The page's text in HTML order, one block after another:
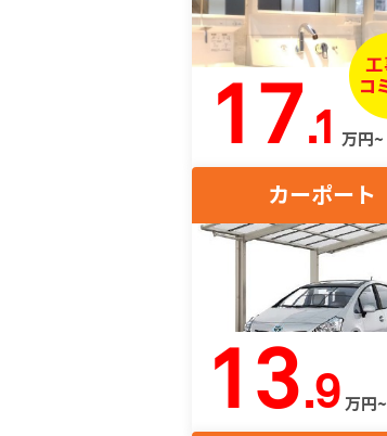
17.1 万円~
カーポート
13.9 万円~